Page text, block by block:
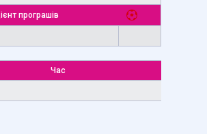
програшів
Час